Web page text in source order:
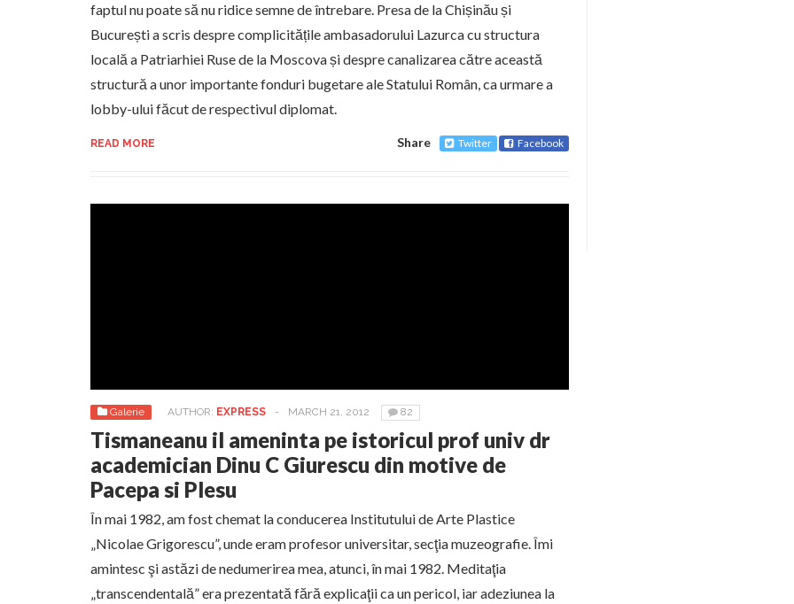
faptul nu poate să nu ridice semne de întrebare. Presa de la Chișinău și
București a scris despre complicitățile ambasadorului Lazurca cu structura
locală a Patriarhiei Ruse de la Moscova și despre canalizarea către această
structură a unor importante fonduri bugetare ale Statului Român, ca urmare a
lobby-ului făcut de respectivul diplomat.
READ MORE Share Twitter Facebook
Galerie AUTHOR: EXPRESS - MARCH 21, 2012 82
Tismaneanu il ameninta pe istoricul prof univ dr
academician Dinu C Giurescu din motive de
Pacepa si Plesu
În mai 1982, am fost chemat la conducerea Institutului de Arte Plastice
„Nicolae Grigorescu”, unde eram profesor universitar, secţia muzeografie. Îmi
amintesc şi astăzi de nedumerirea mea, atunci, în mai 1982. Meditaţia
„transcendentală” era prezentată fără explicaţii ca un pericol, iar adeziunea la